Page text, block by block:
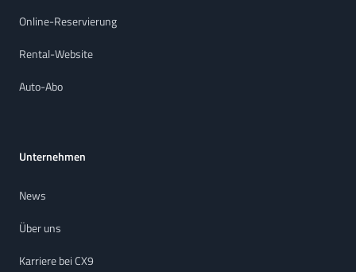
Online-Reservierung
Rental-Website
Auto-Abo
Unternehmen
News
Über uns
Karriere bei CX9